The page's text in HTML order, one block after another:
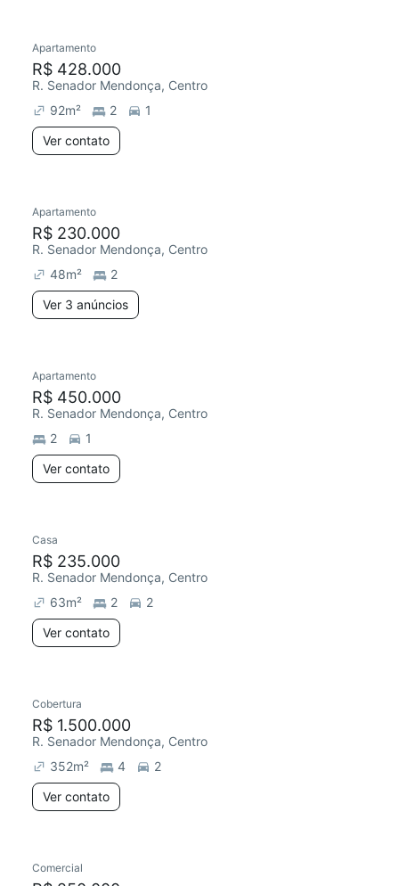
Redecorar
Apartamento
R$ 428.000
R. Senador Mendonça, Centro
92m² 2
1
Ver contato
Apartamento
R$ 230.000
R. Senador Mendonça, Centro
48m²
2
Ver 3 anúncios
Redecorar
Apartamento
R$ 450.000
R. Senador Mendonça, Centro
2
1
Ver contato
Casa
R$ 235.000
R. Senador Mendonça, Centro
63m² 2
2
Ver contato
Cobertura
R$ 1.500.000
R. Senador Mendonça, Centro
352m² 4
2
Ver contato
Comercial